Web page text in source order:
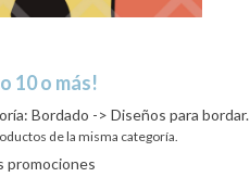
10 o más!
Bordado -> Diseños para bordar.
de la misma categoría.
promociones